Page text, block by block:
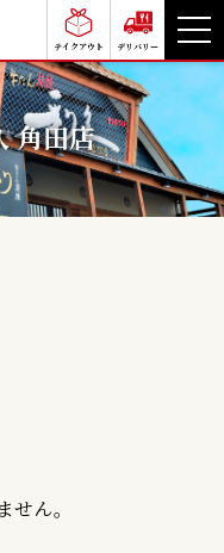
テイクアウト デリバリー
角田店
せん。